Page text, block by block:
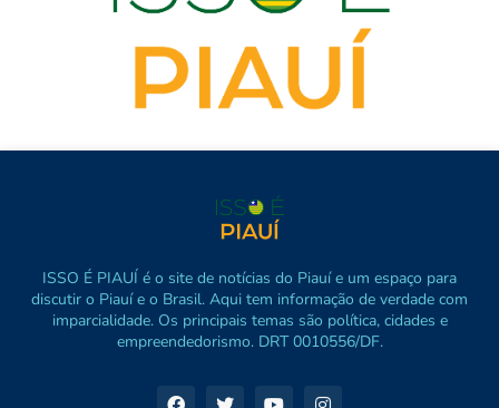
ISSO É PIAUÍ é o site de notícias do Piauí e um espaço para
discutir o Piauí e o Brasil. Aqui tem informação de verdade com
imparcialidade. Os principais temas são política, cidades e
empreendedorismo. DRT 0010556/DF.